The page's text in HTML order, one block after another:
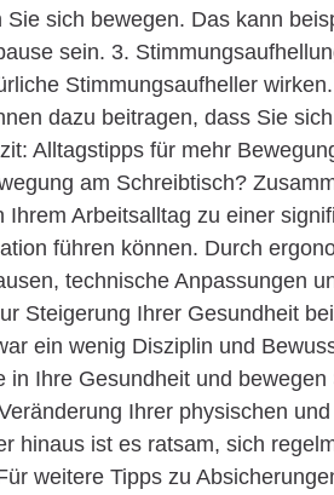
sich bewegen. Das kann
sein. 3.
Stimmungsaufheller
dazu beitragen, dass Sie
Alltagstipps für mehr
am Schreibtisch?
Arbeitsalltag zu einer
führen können. Durch
technische Anpassungen
Steigerung Ihrer Gesundheit
ein wenig Disziplin und
Ihre Gesundheit und bewegen
Ihrer physischen
hinaus ist es ratsam, sich
weitere Tipps zu